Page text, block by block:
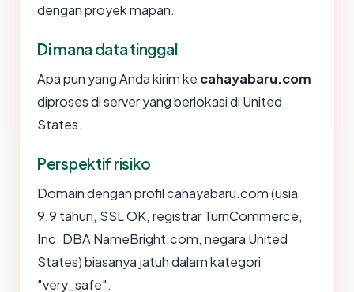
dengan proyek mapan.
Di mana data tinggal
Apa pun yang Anda kirim ke cahayabaru.com
diproses di server yang berlokasi di United
States.
Perspektif risiko
Domain dengan profil cahayabaru.com (usia
9.9 tahun, SSL OK, registrar TurnCommerce,
Inc. DBA NameBright.com, negara United
States) biasanya jatuh dalam kategori
"very_safe".